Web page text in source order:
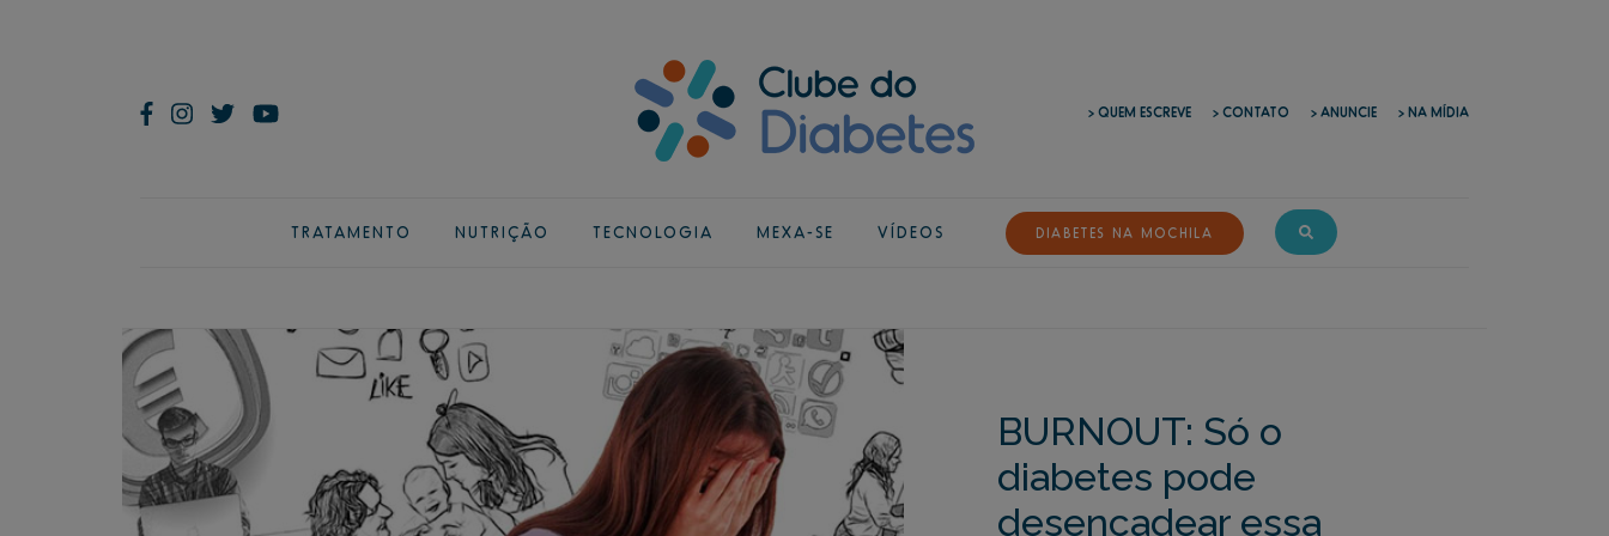
> QUEM ESCREVE > CONTATO > ANUNCIE > NA MÍDIA
TRATAMENTO NUTRIÇÃO TECNOLOGIA MEXA-SE VÍDEOS DIABETES NA MOCHILA
BURNOUT: Só o
diabetes pode
desencadear essa